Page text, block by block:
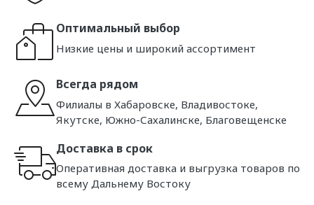
Оптимальный выбор
Низкие цены и широкий ассортимент
Всегда рядом
Филиалы в Хабаровске, Владивостоке,
Якутске, Южно-Сахалинске, Благовещенске
Доставка в срок
Оперативная доставка и выгрузка товаров по
всему Дальнему Востоку